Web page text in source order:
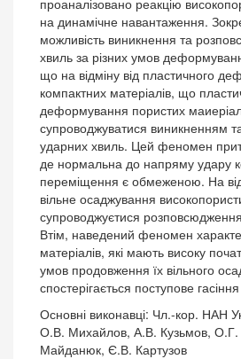
на динамічне навантаження.
можливість виникнення та
хвиль за різних умов
що на відміну від пластичного
компактних матеріалів, що
деформування пористих
супроводжуватися виникненням
ударних хвиль. Цей феномен
де нормальна до напряму удару
переміщення є обмеженою. На
вільне осаджування
супроводжуєтися
Втім, наведений феномен
матеріалів, які мають високу
умов продовження їх вільного
спостерігається поступове
Основні виконавці: Чл.-кор. НАН
О.В. Михайлов, А.В. Кузьмов, О.Г.
Майданюк, Є.В. Картузов